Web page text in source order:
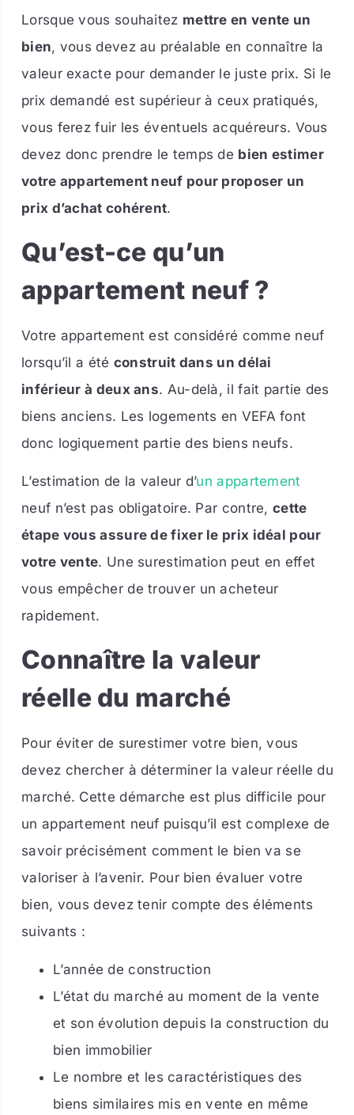
Lorsque vous souhaitez mettre en vente un
bien, vous devez au préalable en connaître la
valeur exacte pour demander le juste prix. Si le
prix demandé est supérieur à ceux pratiqués,
vous ferez fuir les éventuels acquéreurs. Vous
devez donc prendre le temps de bien estimer
votre appartement neuf pour proposer un
prix d’achat cohérent.
Qu’est-ce qu’un
appartement neuf ?
Votre appartement est considéré comme neuf
lorsqu’il a été construit dans un délai
inférieur à deux ans. Au-delà, il fait partie des
biens anciens. Les logements en VEFA font
donc logiquement partie des biens neufs.
L’estimation de la valeur d’un appartement
neuf n’est pas obligatoire. Par contre, cette
étape vous assure de fixer le prix idéal pour
votre vente. Une surestimation peut en effet
vous empêcher de trouver un acheteur
rapidement.
Connaître la valeur
réelle du marché
Pour éviter de surestimer votre bien, vous
devez chercher à déterminer la valeur réelle du
marché. Cette démarche est plus difficile pour
un appartement neuf puisqu’il est complexe de
savoir précisément comment le bien va se
valoriser à l’avenir. Pour bien évaluer votre
bien, vous devez tenir compte des éléments
suivants :
L’année de construction
L’état du marché au moment de la vente
et son évolution depuis la construction du
bien immobilier
Le nombre et les caractéristiques des
biens similaires mis en vente en même